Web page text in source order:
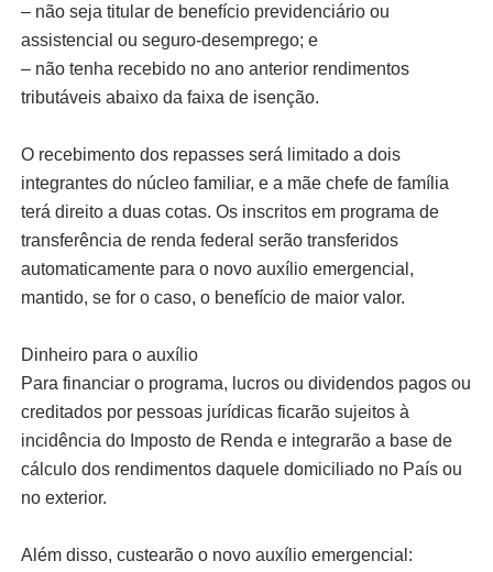
– não seja titular de benefício previdenciário ou
assistencial ou seguro-desemprego; e
– não tenha recebido no ano anterior rendimentos
tributáveis abaixo da faixa de isenção.
O recebimento dos repasses será limitado a dois
integrantes do núcleo familiar, e a mãe chefe de família
terá direito a duas cotas. Os inscritos em programa de
transferência de renda federal serão transferidos
automaticamente para o novo auxílio emergencial,
mantido, se for o caso, o benefício de maior valor.
Dinheiro para o auxílio
Para financiar o programa, lucros ou dividendos pagos ou
creditados por pessoas jurídicas ficarão sujeitos à
incidência do Imposto de Renda e integrarão a base de
cálculo dos rendimentos daquele domiciliado no País ou
no exterior.
Além disso, custearão o novo auxílio emergencial: